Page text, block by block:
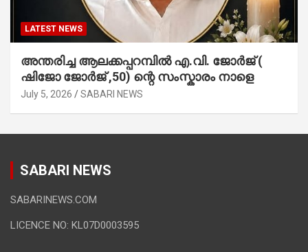
LATEST NEWS
അന്തരിച്ച ആ​ല​ക്ക​പ്പ​റമ്പിൽ​ എ.​വി. ജോ​ർ​ജ് (
ഷിജോ ജോർജ് ,50) ന്റെ സംസ്കാരം നാളെ
July 5, 2026 SABARI NEWS
SABARI NEWS
SABARINEWS.COM
LICENCE NO: KL07D0003595